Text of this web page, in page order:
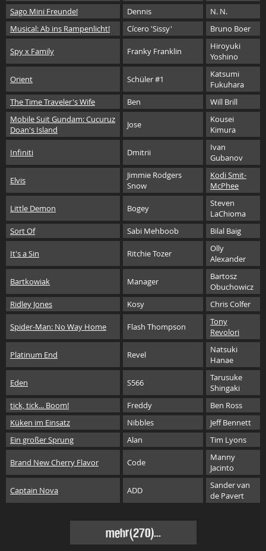
Sago Mini Freunde!
Dennis
N. N.
Musical: Ab ins Rampenlicht!
Cícero 'Sissy' Bruno Boer
Spy x Family Franky Franklin
Hiroyuki
Yoshino
Orient Schüler #1
Katsumi
Fukuhara
The Time Traveler's Wife
Ben
Will Brill
Mobile Suit Gundam: Cucuruz
Doan's Island
Jose
Kousei
Kimura
Infiniti Dmitrii
Ivan
Gubanov
Elvis
Jimmie Rodgers
Snow
Kodi Smit-
McPhee
Little Demon Bogey
Steven
LaChioma
Sort Of
Sabi Mehboob Bilal Baig
It's a Sin Ritchie Tozer
Olly
Alexander
Bartkowiak Manager
Bartosz
Obuchowicz
Ridley Jones
Kosy Chris Colfer
Spider-Man: No Way Home Flash Thompson
Tony
Revolori
Platinum End Revel
Natsuki
Hanae
Eden S566
Tarusuke
Shingaki
tick, tick... Boom!
Freddy
Ben Ross
Küken im Einsatz
Nibbles
Jeff Bennett
Ein großer Sprung
Alan Tim Lyons
Brand New Cherry Flavor Code
Manny
Jacinto
Captain Nova ADD
Sander van
de Pavert
mehr(270)...